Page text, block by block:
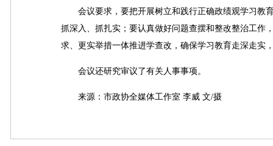
会议要求，要把开展树立和践行正确政绩观学习教
抓深入、抓扎实；要认真做好问题查摆和整改整治工作
求、更实举措一体推进学查改，确保学习教育走深走实
会议还研究审议了有关人事事项。
来源：市政协全媒体工作室 李威 文/摄